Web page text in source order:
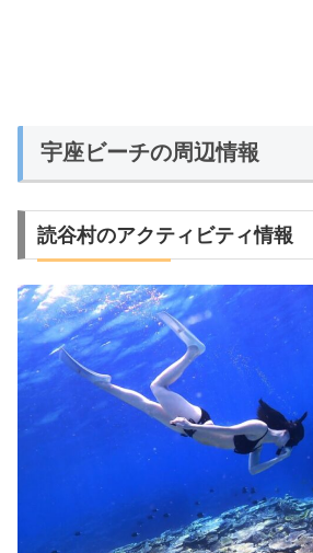
宇座ビーチの周辺情報
読谷村のアクティビティ情報